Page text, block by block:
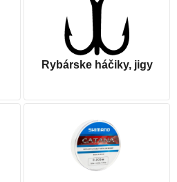
Rybárske háčiky, jigy